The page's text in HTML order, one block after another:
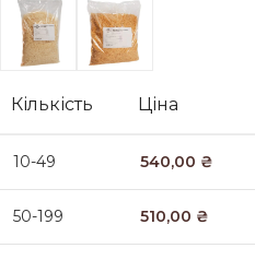
Кількість Ціна
10-49 540,00 ₴
50-199 510,00 ₴